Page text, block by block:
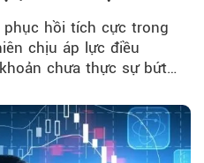
hồi tích cực trong
chịu áp lực điều
chưa thực sự bứt